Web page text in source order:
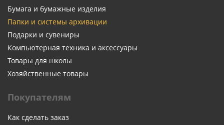
Бумага и бумажные изделия
Папки и системы архивации
Подарки и сувениры
Компьютерная техника и аксессуары
Товары для школы
Хозяйственные товары
Покупателям
Как сделать заказ